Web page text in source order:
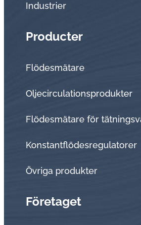
Industrier
Producter
Flödesmätare
Oljecirculationsprodukter
Flödesmätare för
Konstantflödesregulatorer
Övriga produkter
Företaget